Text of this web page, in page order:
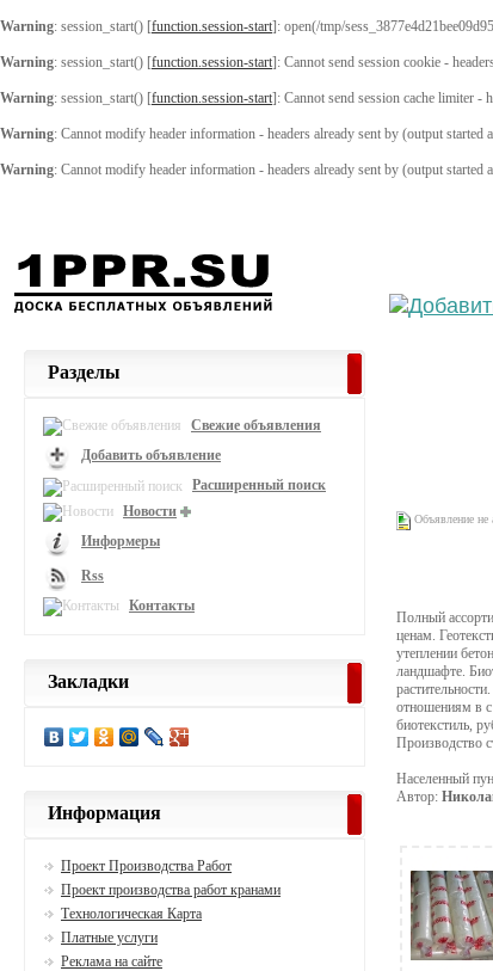
Warning: session_start() [function.session-start]: open(/tmp/
Warning: session_start() [function.session-start]: Cannot send session cookie -
Warning: session_start() [function.session-start]: Cannot send session cache limiter -
Warning: Cannot modify header information - headers already sent by (output
Warning: Cannot modify header information - headers already sent by (output
Объявление не
Полный
ценам.
утеплении
ландшафте.
отношениям в с
биотекстиль,
Производство
Населенный
Автор:
Разделы
Свежие объявления
Добавить объявление
Расширенный поиск
Новости
Информеры
Rss
Контакты
Закладки
Информация
Проект Производства Работ
Проект производства работ кранами
Технологическая Карта
Платные услуги
Реклама на сайте